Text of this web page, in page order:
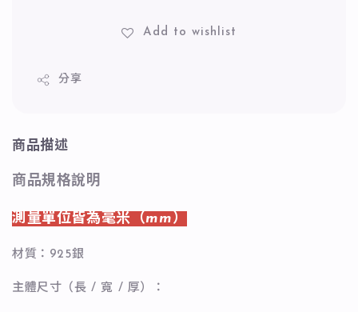
Add to wishlist
分享
商品描述
商品規格說明
測量單位皆為毫米（mm）
材質：925銀
主體尺寸（長 / 寬 / 厚）：